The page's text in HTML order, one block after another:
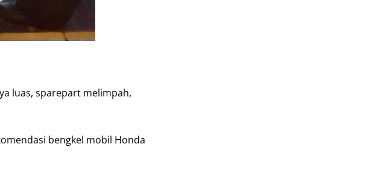
luas, sparepart melimpah,
bengkel mobil Honda